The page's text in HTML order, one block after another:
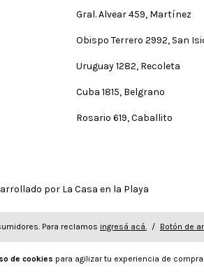
de cookies para agilizar tu experiencia de compra.
Gral. Alvear 459, Martínez
Obispo Terrero 2992, San
Uruguay 1282, Recoleta
Cuba 1815, Belgrano
Rosario 619, Caballito
por La Casa en la Playa
Para reclamos ingresá acá. / Botón de